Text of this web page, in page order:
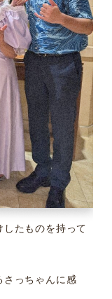
たものを持って
さっちゃんに感